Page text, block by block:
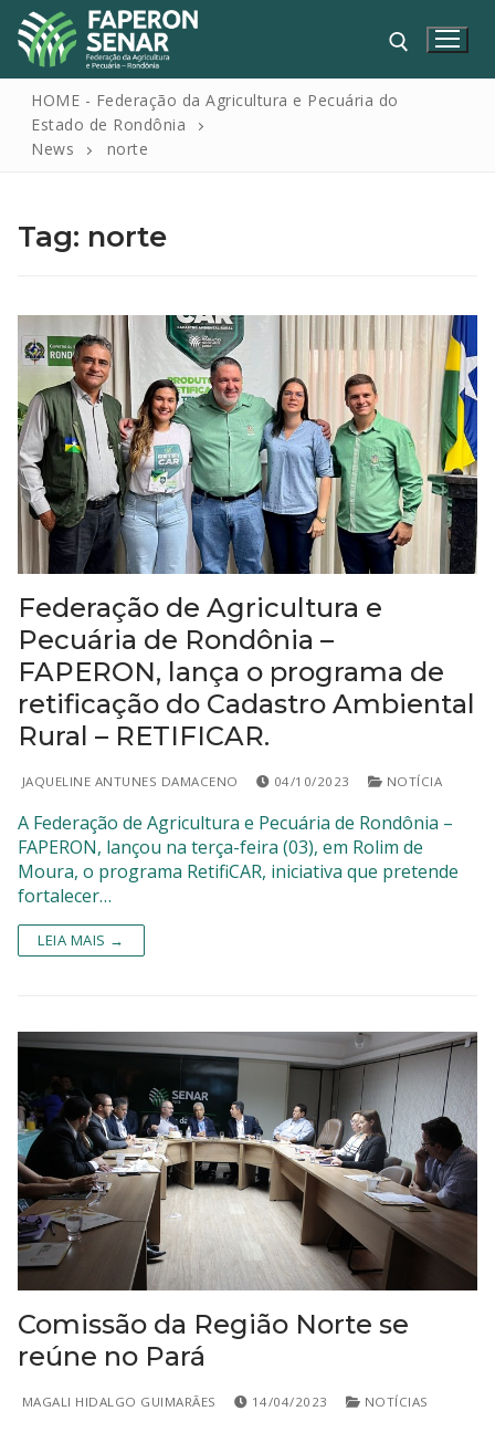
FAPERON
SENAR
SINDICATOS
IPAGRO
SISTEMAS
Chamados TI
Extranet
Lgpd
Gerador Senha
HOME - Federação da Agricultura e Pecuária do
Estado de Rondônia
News
norte
Tag: norte
Federação de Agricultura e
Pecuária de Rondônia –
FAPERON, lança o programa de
retificação do Cadastro Ambiental
Rural – RETIFICAR.
JAQUELINE ANTUNES DAMACENO 04/10/2023 NOTÍCIA
A Federação de Agricultura e Pecuária de Rondônia –
FAPERON, lançou na terça-feira (03), em Rolim de
Moura, o programa RetifiCAR, iniciativa que pretende
fortalecer…
LEIA MAIS →
Comissão da Região Norte se
reúne no Pará
MAGALI HIDALGO GUIMARÃES 14/04/2023 NOTÍCIAS